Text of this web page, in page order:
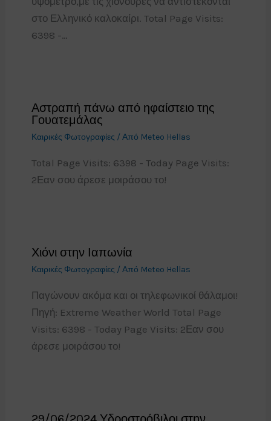
στο Ελληνικό καλοκαίρι. Total Page Visits:
6398 -…
Αστραπή πάνω από ηφαίστειο της
Γουατεμάλας
Καιρικές Φωτογραφίες / Από Meteo Hellas
Total Page Visits: 6398 - Today Page Visits:
2Εαν σου άρεσε μοιράσου το!
Χιόνι στην Ιαπωνία
Καιρικές Φωτογραφίες / Από Meteo Hellas
Παγώνουν ακόμα και οι τηλεφωνικοί θάλαμοι!
Πηγή: Extreme Weather World Total Page
Visits: 6398 - Today Page Visits: 2Εαν σου
άρεσε μοιράσου το!